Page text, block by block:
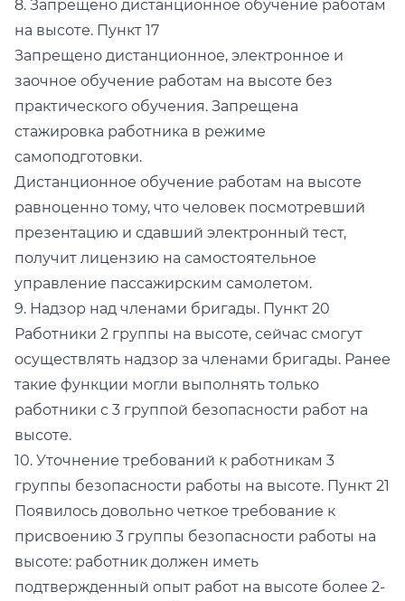
8. Запрещено дистанционное обучение работам
на высоте. Пункт 17
Запрещено дистанционное, электронное и
заочное обучение работам на высоте без
практического обучения. Запрещена
стажировка работника в режиме
самоподготовки.
Дистанционное обучение работам на высоте
равноценно тому, что человек посмотревший
презентацию и сдавший электронный тест,
получит лицензию на самостоятельное
управление пассажирским самолетом.
9. Надзор над членами бригады. Пункт 20
Работники 2 группы на высоте, сейчас смогут
осуществлять надзор за членами бригады. Ранее
такие функции могли выполнять только
работники с 3 группой безопасности работ на
высоте.
10. Уточнение требований к работникам 3
группы безопасности работы на высоте. Пункт 21
Появилось довольно четкое требование к
присвоению 3 группы безопасности работы на
высоте: работник должен иметь
подтвержденный опыт работ на высоте более 2-